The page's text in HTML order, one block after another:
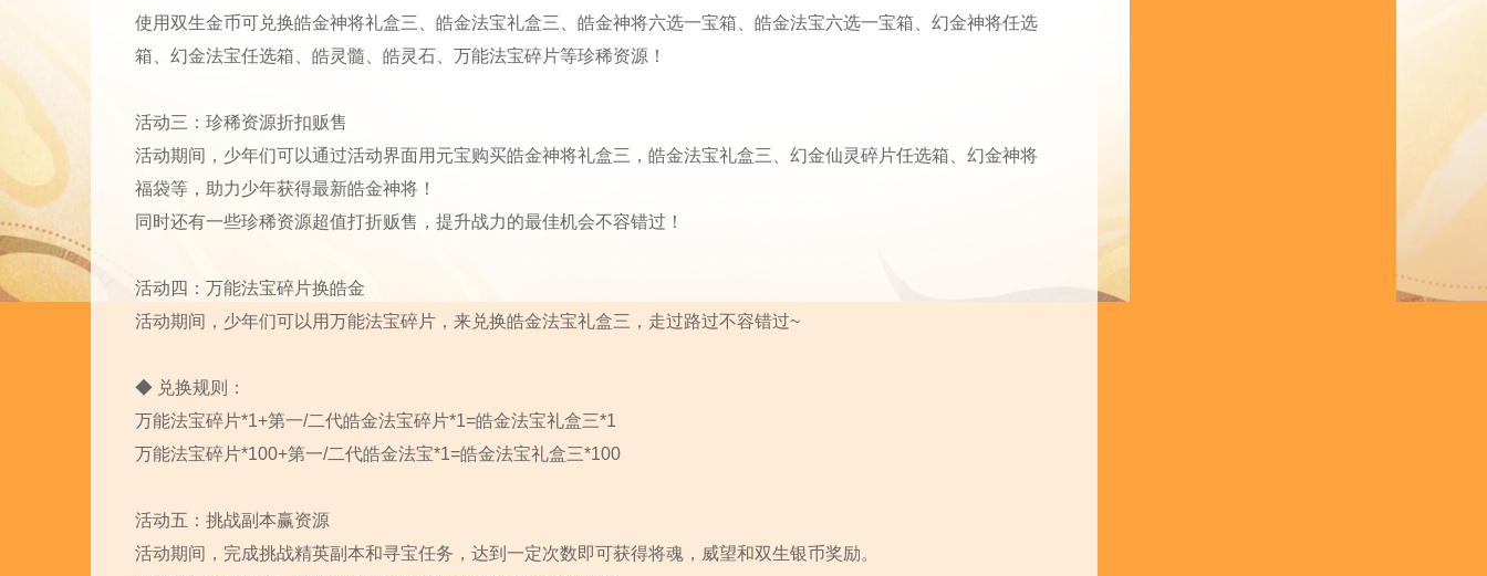
使用双生金币可兑换皓金神将礼盒三、皓金法宝礼盒三、皓金神将六选一宝箱、皓金法宝六选一宝箱、幻金神将任选
箱、幻金法宝任选箱、皓灵髓、皓灵石、万能法宝碎片等珍稀资源！
活动三：珍稀资源折扣贩售
活动期间，少年们可以通过活动界面用元宝购买皓金神将礼盒三，皓金法宝礼盒三、幻金仙灵碎片任选箱、幻金神将
福袋等，助力少年获得最新皓金神将！
同时还有一些珍稀资源超值打折贩售，提升战力的最佳机会不容错过！
活动四：万能法宝碎片换皓金
活动期间，少年们可以用万能法宝碎片，来兑换皓金法宝礼盒三，走过路过不容错过~
◆ 兑换规则：
万能法宝碎片*1+第一/二代皓金法宝碎片*1=皓金法宝礼盒三*1
万能法宝碎片*100+第一/二代皓金法宝*1=皓金法宝礼盒三*100
活动五：挑战副本赢资源
活动期间，完成挑战精英副本和寻宝任务，达到一定次数即可获得将魂，威望和双生银币奖励。